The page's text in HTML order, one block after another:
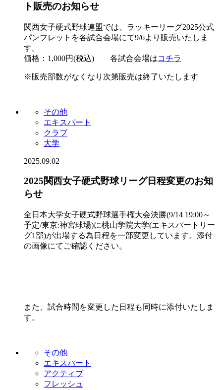
ト販売のお知らせ
関西女子硬式野球連盟では、ラッキーリーグ2025公式
パンフレットを各試合会場にて9/6より販売いたしま
す。
価格：1,000円(税込) 各試合会場はコチラ
※販売部数がなくなり次第販売は終了いたします
その他
エキスパート
クラブ
大学
2025.09.02
2025関西女子硬式野球リーグ日程変更のお知
らせ
全日本大学女子硬式野球選手権大会決勝(9/14 19:00～
予定/東京:神宮球場)に桃山学院大学(エキスパートリー
グ1部)が出場する為日程を一部変更しています。添付
の画像にてご確認ください。
また、試合時間を変更した日程も同時に添付いたしま
す。
その他
エキスパート
アクティブ
フレッシュ